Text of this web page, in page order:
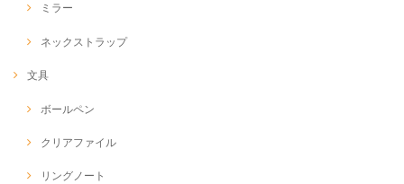
ミラー
ネックストラップ
文具
ボールペン
クリアファイル
リングノート